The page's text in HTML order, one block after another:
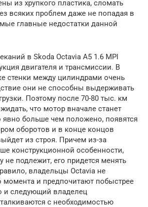
из хрупкого пластика, сломать
всяких проблем даже не попадая в
главные недостатки данной
в Skoda Octavia A5 1.6 MPI
двигателя и трансмиссии. В
стенки между цилиндрами очень
они не способны выдерживать
Поэтому после 70-80 тыс. км
что мотор вначале станет
явно больше чем положено, появятся
оборотов и в конце концов
из строя. Причем из-за
конструкционной особенности,
не подлежит, его придется менять
владельцы Octavia не
момента и предпочитают побыстрее
и следующий владелец
с необходимостью